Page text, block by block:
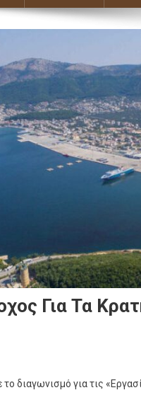
Για Τα
το διαγωνισμό για τις